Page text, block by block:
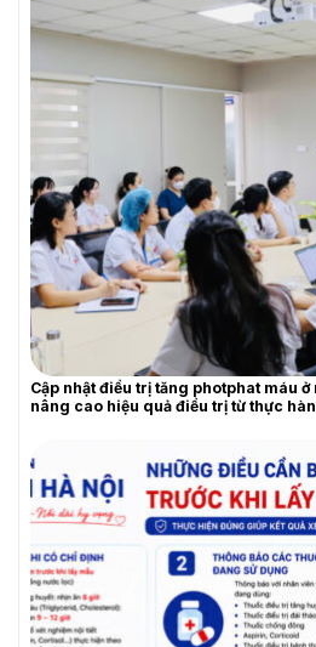
Cập nhật điều trị tăng photphat máu ở
nâng cao hiệu quả điều trị từ thực